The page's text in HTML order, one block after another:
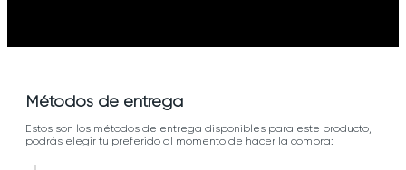
Métodos de entrega
Estos son los métodos de entrega disponibles para este producto,
podrás elegir tu preferido al momento de hacer la compra: